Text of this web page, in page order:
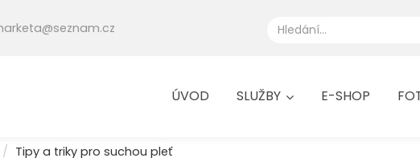
ÚVOD SLUŽBY E-SHOP
Tipy a triky pro suchou pleť